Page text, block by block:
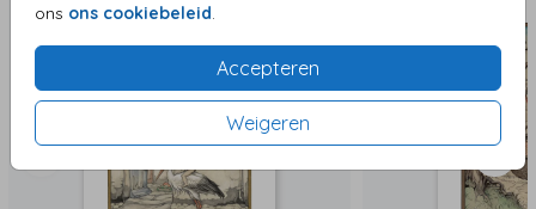
ons ons cookiebeleid
Accepteren
Weigeren